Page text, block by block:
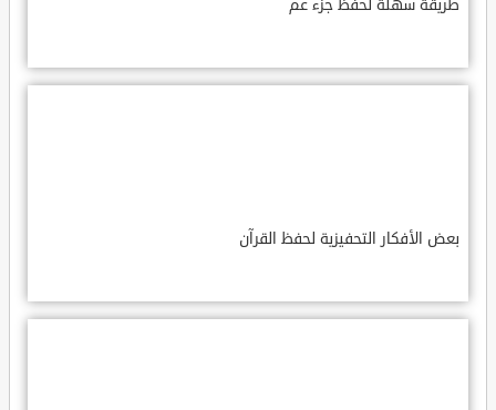
طريقة سهلة لحفظ جزء عم
بعض الأفكار التحفيزية لحفظ القرآن